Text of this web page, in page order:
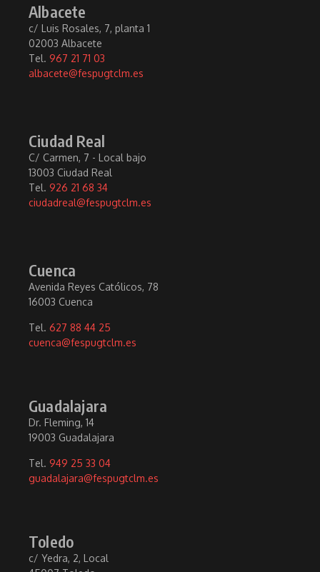
Albacete
c/ Luis Rosales, 7, planta 1
02003 Albacete
Tel. 967 21 71 03
albacete@fespugtclm.es
Ciudad Real
C/ Carmen, 7 - Local bajo
13003 Ciudad Real
Tel. 926 21 68 34
ciudadreal@fespugtclm.es
Cuenca
Avenida Reyes Católicos, 78
16003 Cuenca
Tel. 627 88 44 25
cuenca@fespugtclm.es
Guadalajara
Dr. Fleming, 14
19003 Guadalajara
Tel. 949 25 33 04
guadalajara@fespugtclm.es
Toledo
c/ Yedra, 2, Local